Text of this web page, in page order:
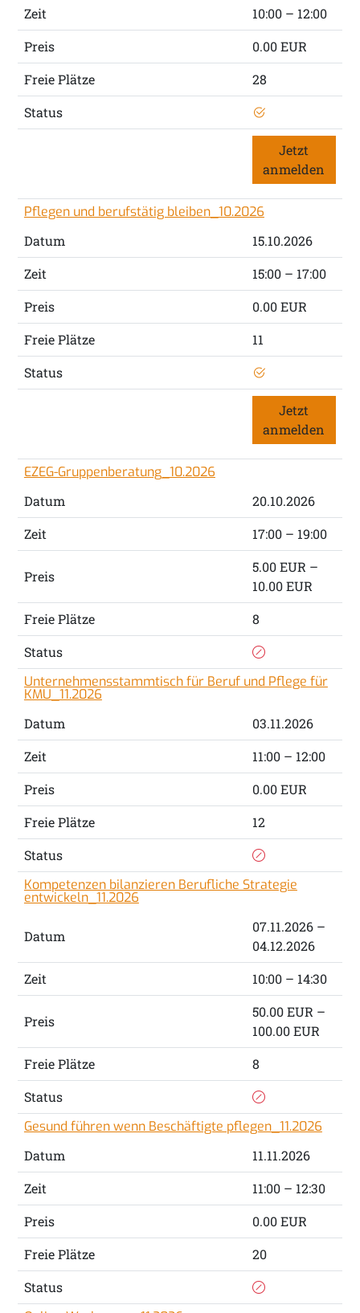
Zeit
10:00 – 12:00
Preis
0.00 EUR
Freie Plätze
28
Status
Jetzt
anmelden
Pflegen und berufstätig bleiben_10.2026
Datum
15.10.2026
Zeit
15:00 – 17:00
Preis
0.00 EUR
Freie Plätze
11
Status
Jetzt
anmelden
EZEG-Gruppenberatung_10.2026
Datum
20.10.2026
Zeit
17:00 – 19:00
Preis
5.00 EUR –
10.00 EUR
Freie Plätze
8
Status
Unternehmensstammtisch für Beruf und Pflege für
KMU_11.2026
Datum
03.11.2026
Zeit
11:00 – 12:00
Preis
0.00 EUR
Freie Plätze
12
Status
Kompetenzen bilanzieren Berufliche Strategie
entwickeln_11.2026
Datum
07.11.2026 –
04.12.2026
Zeit
10:00 – 14:30
Preis
50.00 EUR –
100.00 EUR
Freie Plätze
8
Status
Gesund führen wenn Beschäftigte pflegen_11.2026
Datum
11.11.2026
Zeit
11:00 – 12:30
Preis
0.00 EUR
Freie Plätze
20
Status